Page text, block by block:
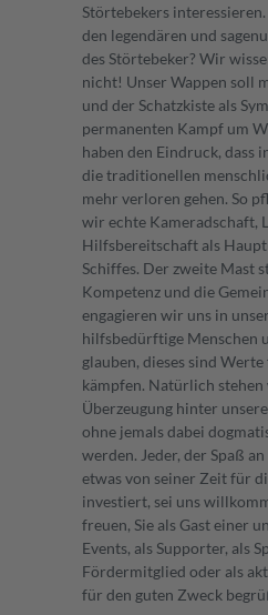
Störtebekers
den legendären und
des Störtebeker? Wir
nicht! Unser Wappen soll
und der Schatzkiste als
permanenten Kampf um
haben den Eindruck, dass
die traditionellen
mehr verloren gehen. So
wir echte Kameradschaft,
Hilfsbereitschaft als
Schiffes. Der zweite Mast
Kompetenz und die
engagieren wir uns in
hilfsbedürftige Menschen
glauben, dieses sind
kämpfen. Natürlich
Überzeugung hinter
ohne jemals dabei
werden. Jeder, der Spaß
etwas von seiner Zeit für
investiert, sei uns
freuen, Sie als Gast einer
Events, als Supporter, als
Fördermitglied oder als
für den guten Zweck